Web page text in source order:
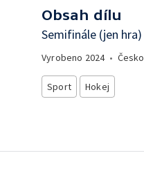
Obsah dílu
Semifinále (jen hra)
Vyrobeno 2024• Česko
Sport Hokej